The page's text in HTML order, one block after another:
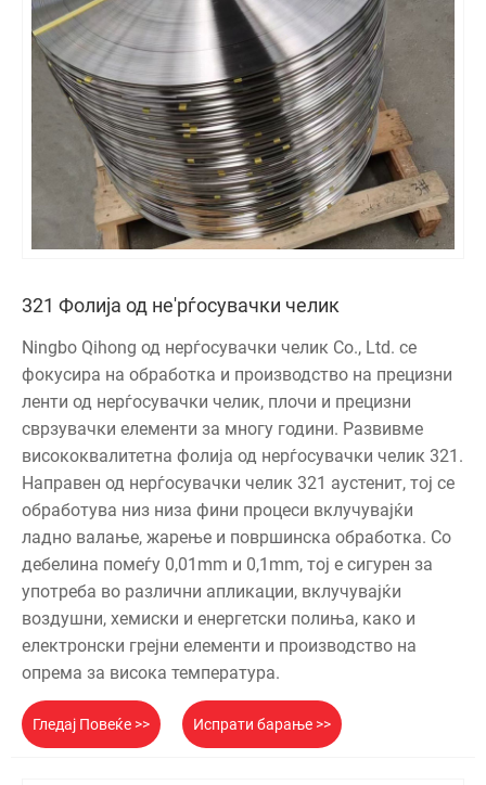
321 Фолија од не'рѓосувачки челик
Ningbo Qihong од нерѓосувачки челик Co., Ltd. се
фокусира на обработка и производство на прецизни
ленти од нерѓосувачки челик, плочи и прецизни
сврзувачки елементи за многу години. Развивме
висококвалитетна фолија од нерѓосувачки челик 321.
Направен од нерѓосувачки челик 321 аустенит, тој се
обработува низ низа фини процеси вклучувајќи
ладно валање, жарење и површинска обработка. Со
дебелина помеѓу 0,01mm и 0,1mm, тој е сигурен за
употреба во различни апликации, вклучувајќи
воздушни, хемиски и енергетски полиња, како и
електронски грејни елементи и производство на
опрема за висока температура.
Гледај Повеќе >> Испрати барање >>